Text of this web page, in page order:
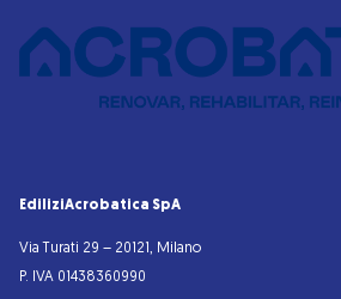
EdiliziAcrobatica SpA
Via Turati 29 – 20121, Milano
P. IVA 01438360990